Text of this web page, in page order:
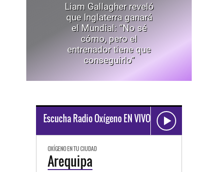
Liam Gallagher reveló
que Inglaterra ganará
el Mundial: “No sé
cómo, pero el
entrenador tiene que
conseguirlo”
Escucha Radio Oxígeno EN VIVO
OXÍGENO EN TU CIUDAD
Arequipa